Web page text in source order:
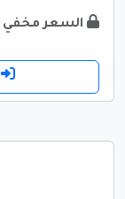
السعر مخفي